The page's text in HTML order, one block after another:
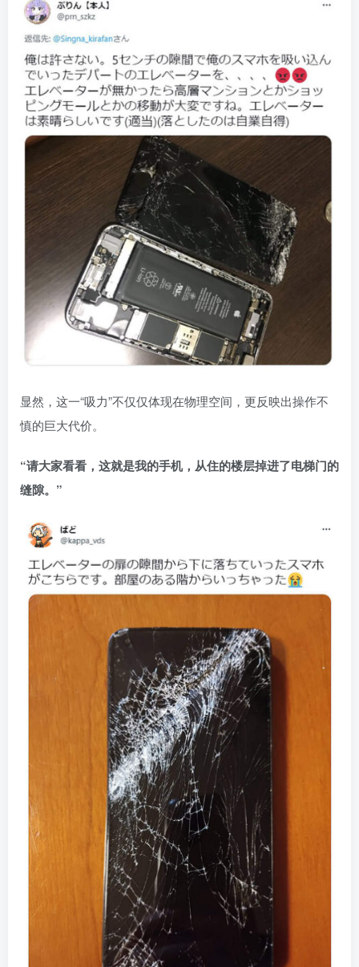
显然，这一“吸力”不仅仅体现在物理空间，更反映出操作不
慎的巨大代价。
“请大家看看，这就是我的手机，从住的楼层掉进了电梯门的
缝隙。”